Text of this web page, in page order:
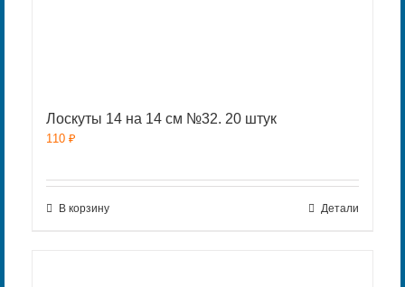
Лоскуты 14 на 14 см №32. 20 штук
110 ₽
В корзину Детали